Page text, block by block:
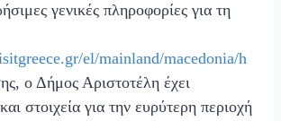
γενικές πληροφορίες για τη
el/mainland/macedonia/h
ο Δήμος Αριστοτέλη έχει
στοιχεία για την ευρύτερη περιοχή